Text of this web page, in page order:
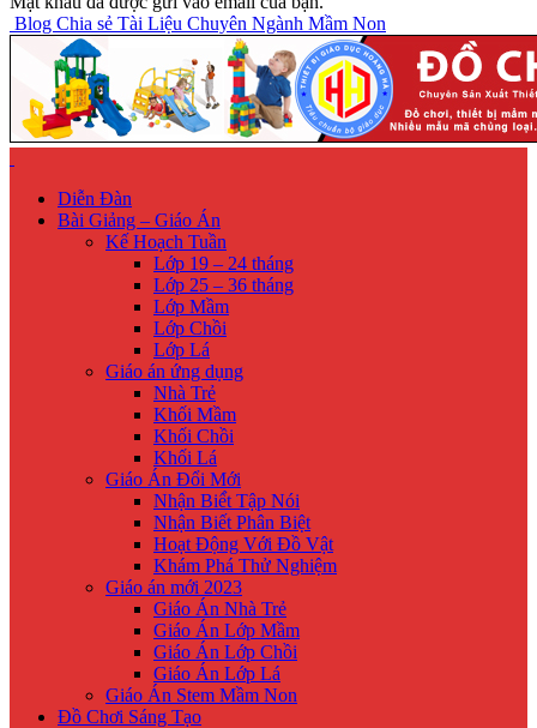
Blog Chia sẻ Tài Liệu Chuyên Ngành Mầm Non
Diễn Đàn
Bài Giảng – Giáo Án
Kế Hoạch Tuần
Lớp 19 – 24 tháng
Lớp 25 – 36 tháng
Lớp Mầm
Lớp Chồi
Lớp Lá
Giáo án ứng dụng
Nhà Trẻ
Khối Mầm
Khối Chồi
Khối Lá
Giáo Án Đổi Mới
Nhận Biế́t Tập Nói
Nhận Biết Phân Biệt
Hoạt Động Với Đồ Vật
Khám Phá Thử Nghiệm
Giáo án mới 2023
Giáo Án Nhà Trẻ
Giáo Án Lớp Mầm
Giáo Án Lớp Chồi
Giáo Án Lớp Lá
Giáo Án Stem Mầm Non
Đồ Chơi Sáng Tạo